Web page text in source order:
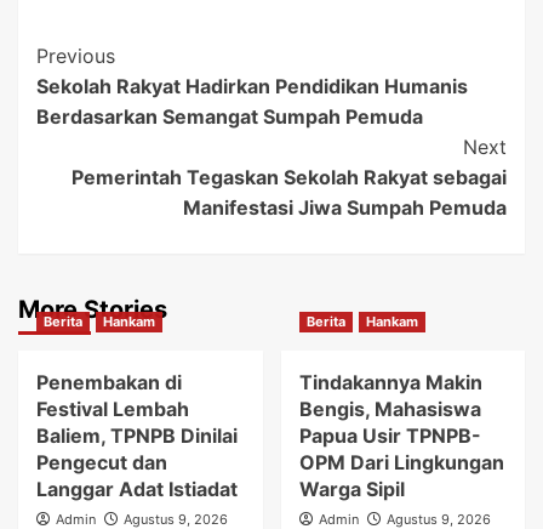
Post
Navigation
Previous
Sekolah Rakyat Hadirkan Pendidikan Humanis
Berdasarkan Semangat Sumpah Pemuda
Next
Pemerintah Tegaskan Sekolah Rakyat sebagai
Manifestasi Jiwa Sumpah Pemuda
More Stories
Berita Hankam
Penembakan di
Festival Lembah
Baliem, TPNPB Dinilai
Pengecut dan
Langgar Adat Istiadat
Admin
Agustus 9, 2026
Berita Hankam
Tindakannya Makin
Bengis, Mahasiswa
Papua Usir TPNPB-
OPM Dari Lingkungan
Warga Sipil
Admin
Agustus 9, 2026